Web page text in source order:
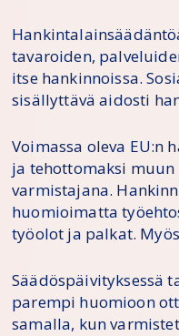
tavaroiden,
itse hankinnoissa.
sisällyttävä aidosti
Voimassa oleva
ja tehottomaksi
varmistajana.
huomioimatta
työolot ja palkat.
Säädöspäivityksessä
parempi huomioon
samalla, kun